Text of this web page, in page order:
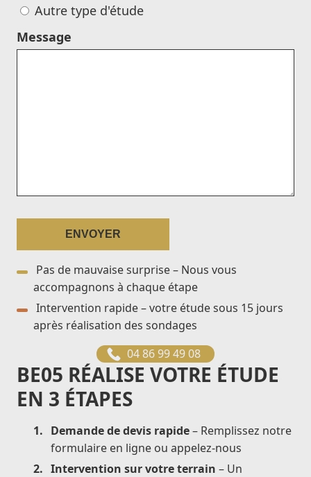
Autre type d'étude
Message
Pas de mauvaise surprise – Nous vous
accompagnons à chaque étape
Intervention rapide – votre étude sous 15 jours
après réalisation des sondages
04 86 99 49 08
BE05 RÉALISE VOTRE ÉTUDE
EN 3 ÉTAPES
Demande de devis rapide– Remplissez notre
formulaire en ligne ou appelez-nous
Intervention sur votre terrain – Un